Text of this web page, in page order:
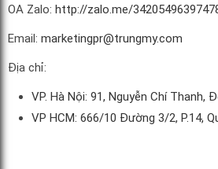
OA Zalo: http://zalo.me/
Email: marketingpr@trungmy.com
Địa chỉ:
VP. Hà Nội: 91, Nguyễn Chí Thanh,
VP HCM: 666/10 Đường 3/2, P.14,